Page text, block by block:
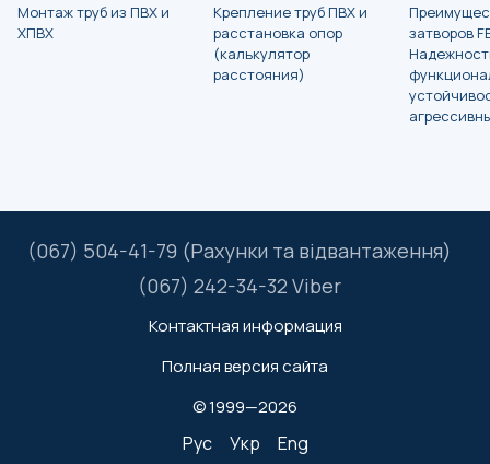
Монтаж труб из ПВХ и
ХПВХ
Крепление труб ПВХ и
расстановка опор
(калькулятор
расстояния)
затворов
(067) 504-41-79 (Рахунки та відвантаження)
(067) 242-34-32 Viber
Контактная информация
Полная версия сайта
© 1999—2026
Рус Укр Eng